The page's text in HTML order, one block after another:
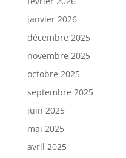
janvier 2026
décembre 2025
novembre 2025
octobre 2025
septembre 2025
juin 2025
mai 2025
avril 2025